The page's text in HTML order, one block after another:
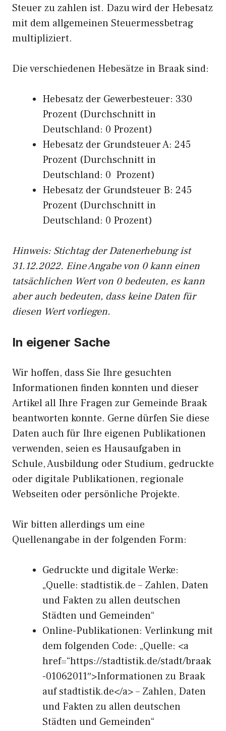
Steuer zu zahlen ist. Dazu wird der Hebesatz
mit dem allgemeinen Steuermessbetrag
multipliziert.
Die verschiedenen Hebesätze in Braak sind:
Hebesatz der Gewerbesteuer: 330
Prozent (Durchschnitt in
Deutschland: 0 Prozent)
Hebesatz der Grundsteuer A: 245
Prozent (Durchschnitt in
Deutschland: 0 Prozent)
Hebesatz der Grundsteuer B: 245
Prozent (Durchschnitt in
Deutschland: 0 Prozent)
Hinweis: Stichtag der Datenerhebung ist
31.12.2022. Eine Angabe von 0 kann einen
tatsächlichen Wert von 0 bedeuten, es kann
aber auch bedeuten, dass keine Daten für
diesen Wert vorliegen.
In eigener Sache
Wir hoffen, dass Sie Ihre gesuchten
Informationen finden konnten und dieser
Artikel all Ihre Fragen zur Gemeinde Braak
beantworten konnte. Gerne dürfen Sie diese
Daten auch für Ihre eigenen Publikationen
verwenden, seien es Hausaufgaben in
Schule, Ausbildung oder Studium, gedruckte
oder digitale Publikationen, regionale
Webseiten oder persönliche Projekte.
Wir bitten allerdings um eine
Quellenangabe in der folgenden Form:
Gedruckte und digitale Werke:
„Quelle: stadtistik.de – Zahlen, Daten
und Fakten zu allen deutschen
Städten und Gemeinden“
Online-Publikationen: Verlinkung mit
dem folgenden Code: „Quelle: <a
href=“https://stadtistik.de/stadt/braak
-01062011″>Informationen zu Braak
auf stadtistik.de</a> – Zahlen, Daten
und Fakten zu allen deutschen
Städten und Gemeinden“